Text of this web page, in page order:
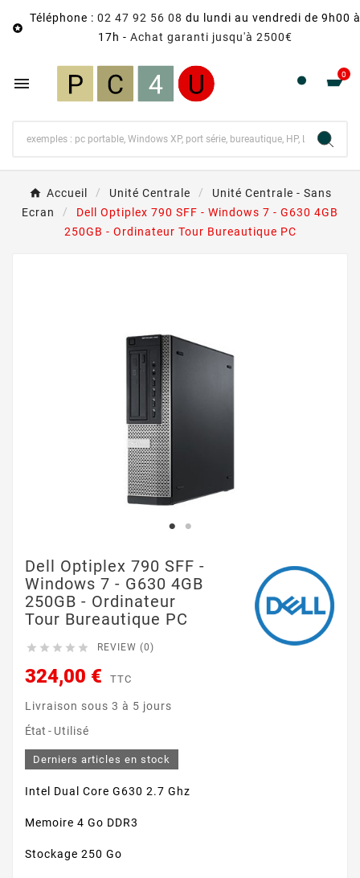

Téléphone : 02 47 92 56 08 du lundi au vendredi de 9h00 à
17h - Achat garanti jusqu'à 2500€
 0
Accueil Unité Centrale
Unité Centrale - Sans
Ecran
Dell Optiplex 790 SFF - Windows 7 - G630 4GB
250GB - Ordinateur Tour Bureautique PC
Dell Optiplex 790 SFF -
Windows 7 - G630 4GB
250GB - Ordinateur
Tour Bureautique PC
     REVIEW (0)
324,00 € TTC
Livraison sous 3 à 5 jours
État - Utilisé
Derniers articles en stock
Intel Dual Core G630 2.7 Ghz
Memoire 4 Go DDR3
Stockage 250 Go